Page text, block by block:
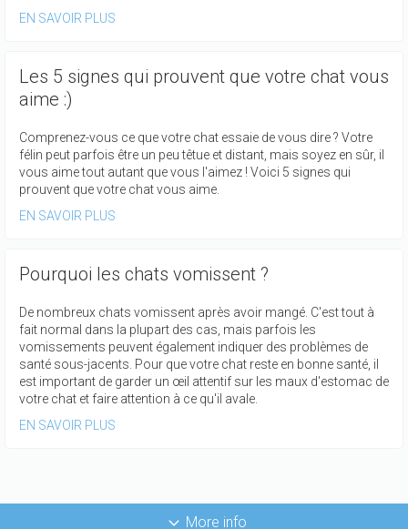
EN SAVOIR PLUS
Les 5 signes qui prouvent que votre chat vous
aime :)
Comprenez-vous ce que votre chat essaie de vous dire ? Votre
félin peut parfois être un peu têtue et distant, mais soyez en sûr, il
vous aime tout autant que vous l'aimez ! Voici 5 signes qui
prouvent que votre chat vous aime.
EN SAVOIR PLUS
Pourquoi les chats vomissent ?
De nombreux chats vomissent après avoir mangé. C'est tout à
fait normal dans la plupart des cas, mais parfois les
vomissements peuvent également indiquer des problèmes de
santé sous-jacents. Pour que votre chat reste en bonne santé, il
est important de garder un œil attentif sur les maux d'estomac de
votre chat et faire attention à ce qu'il avale.
EN SAVOIR PLUS
More info